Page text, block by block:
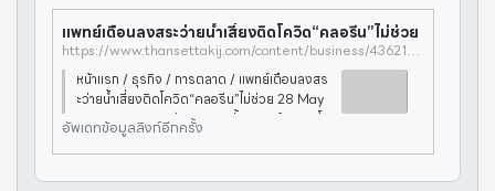
แพทย์เตือนลงสระว่ายน้ำเสี่ยงติดโควิด“คลอรีน”ไม่ช่วย
https://www.thansettakij.com/content/business/436215?utm_source=homepage&utm_medium=internal_referral&utm_campaign=corona
หน้าแรก / ธุรกิจ / การตลาด / แพทย์เตือนลงสร
ะว่ายน้ำเสี่ยงติดโควิด“คลอรีน”ไม่ช่วย 28 May
2020 08:32 น. อ่าน 435 ครั้ง แพทย์ออกมาโพ
สต์เตือน ประชาชนที่ชื่นชอบลงสระว่ายน้ำเสี่ยงแ
พร่โควิด-1
อัพเดทข้อมูลลิงก์อีกครั้ง